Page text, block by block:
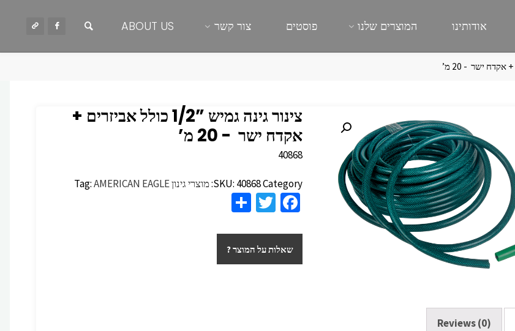
אודותינו המוצרים שלנו פוסטים צור קשר ABOUT US
צינור גינה גמיש ‏”1/2 כולל אביזרים +
אקדח ישר ‏ ‏- 20 מ’
40868
SKU: 40868Category: מוצרי גינון Tag:AMERICAN EAGLE
Fa
b
o
T
tt
er
ar
eשאלות על המוצר ?
Reviews (0)